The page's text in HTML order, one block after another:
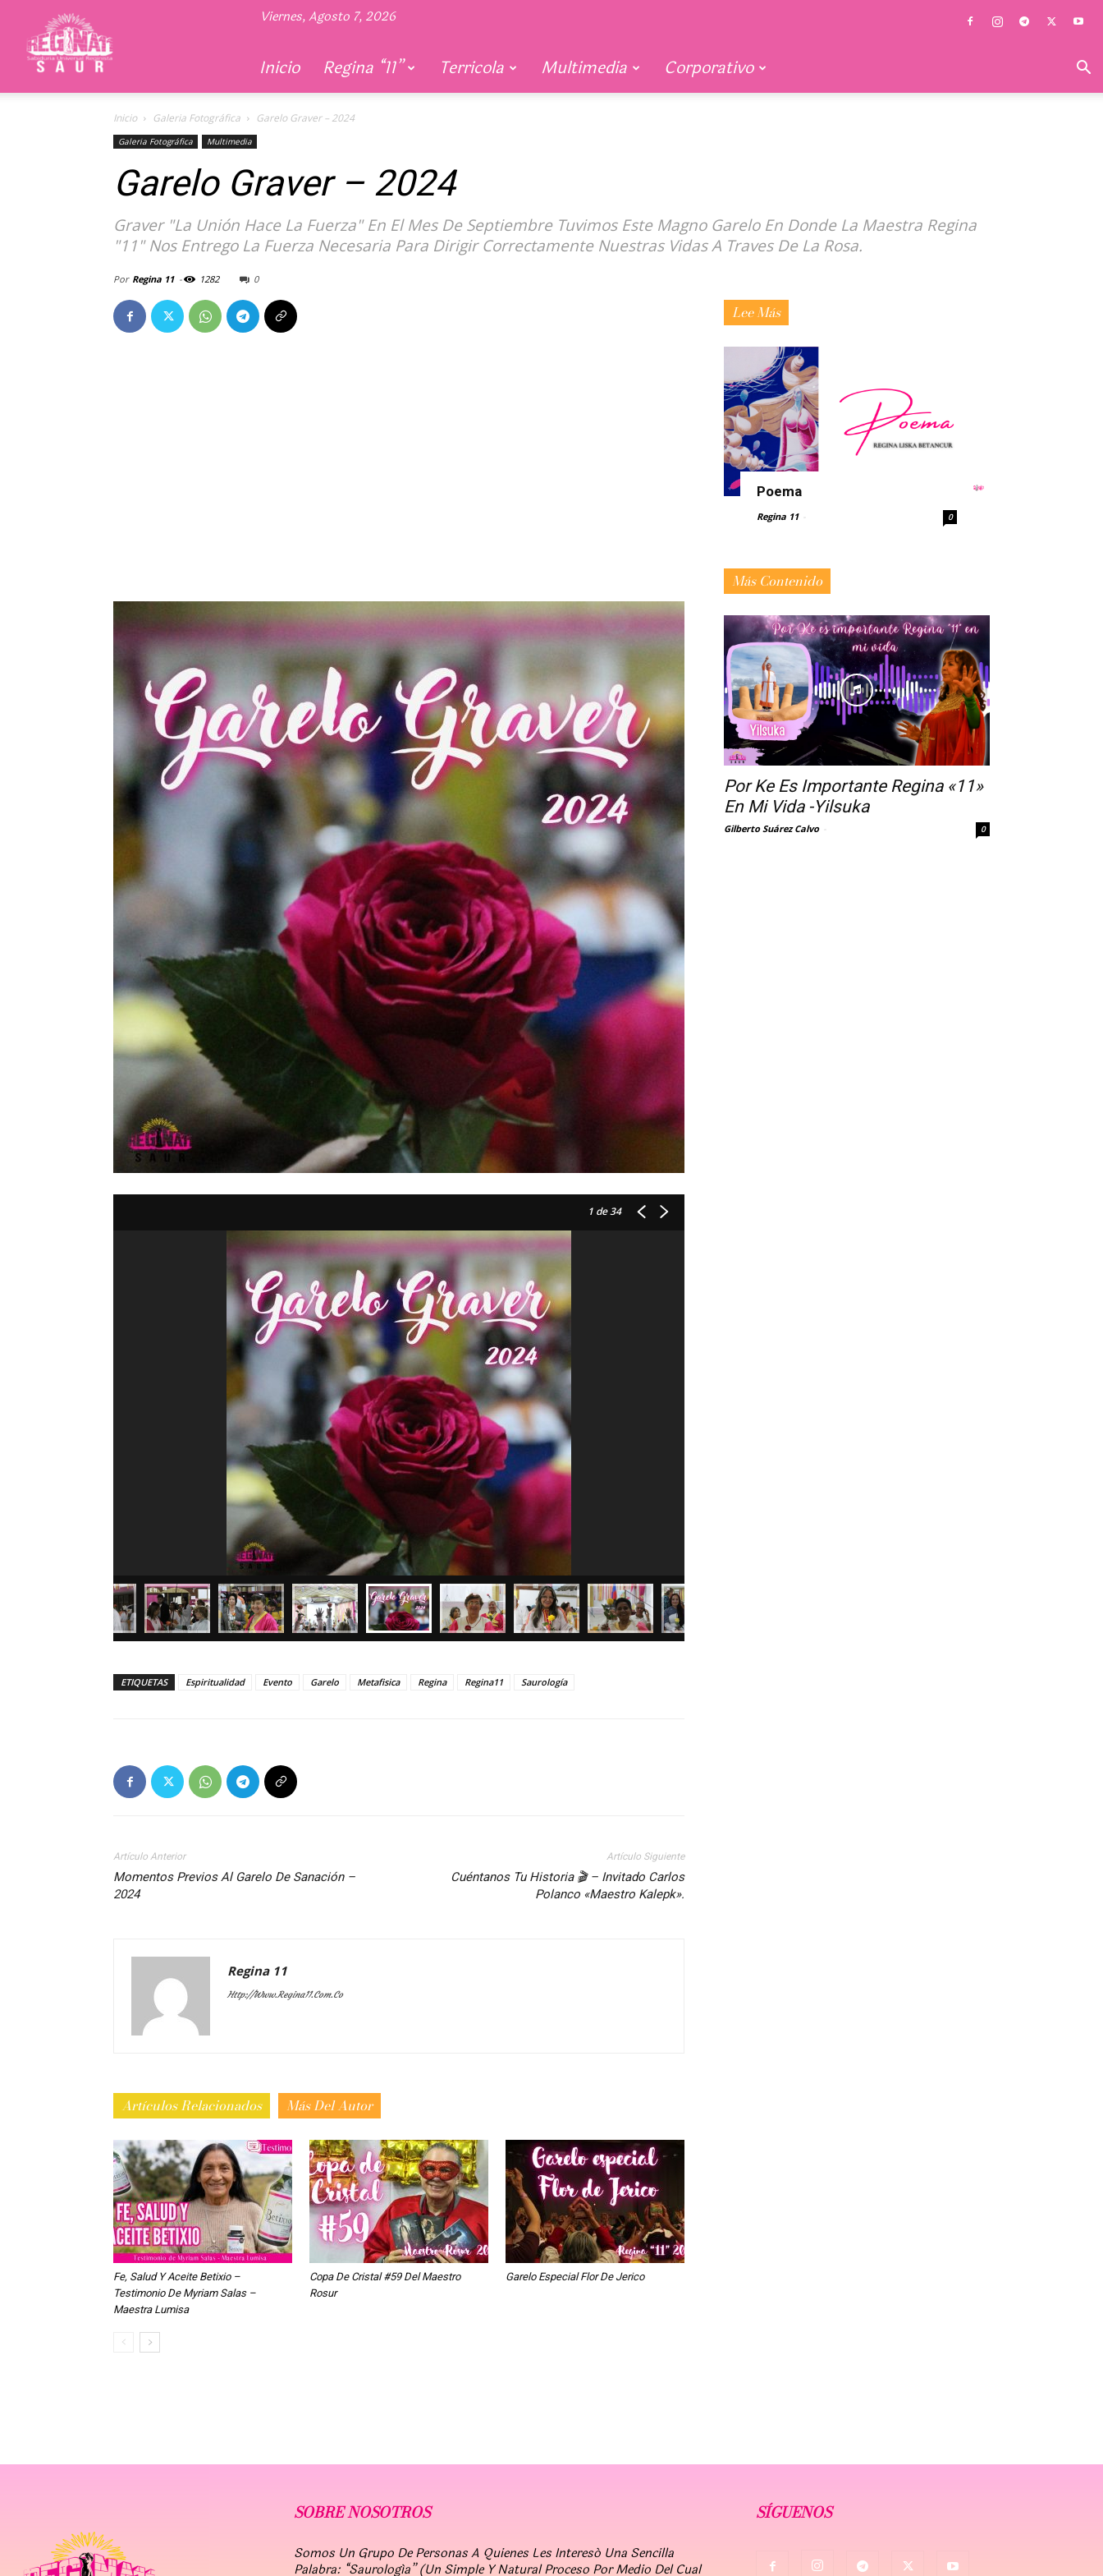
Viernes, Agosto 7, 2026
Inicio Regina “11” Terricola Multimedia Corporativo
Inicio Galeria Fotográfica Garelo Graver – 2024
Galeria Fotográfica Multimedia
Garelo Graver – 2024
Graver "La Unión Hace La Fuerza" En El Mes De Septiembre Tuvimos Este Magno Garelo En Donde La Maestra Regina
"11" Nos Entrego La Fuerza Necesaria Para Dirigir Correctamente Nuestras Vidas A Traves De La Rosa.
Por Regina 11 - 1282 0
1 de 34
ETIQUETAS Espiritualidad Evento Garelo Metafisica Regina Regina11 Saurología
Artículo Anterior
Momentos Previos Al Garelo De Sanación –
2024
Artículo Siguiente
Cuéntanos Tu Historia 🎬 – Invitado Carlos
Polanco «Maestro Kalepk».
Regina 11
Http://www.regina11.com.co
Artículos Relacionados Más Del Autor
Fe, Salud Y Aceite Betixio –
Testimonio De Myriam Salas –
Maestra Lumisa
Copa De Cristal #59 Del Maestro
Rosur
Garelo Especial Flor De Jerico
Lee Más
Poema
Regina 11 0
Más Contenido
Por Ke Es Importante Regina «11»
En Mi Vida -Yilsuka
Gilberto Suárez Calvo 0
SOBRE NOSOTROS
Somos Un Grupo De Personas A Quienes Les Interesó Una Sencilla
Palabra: “Saurología” (un Simple Y Natural Proceso Por Medio Del Cual
SÍGUENOS